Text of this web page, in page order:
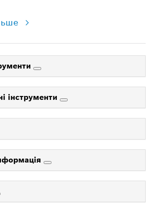
інструменти